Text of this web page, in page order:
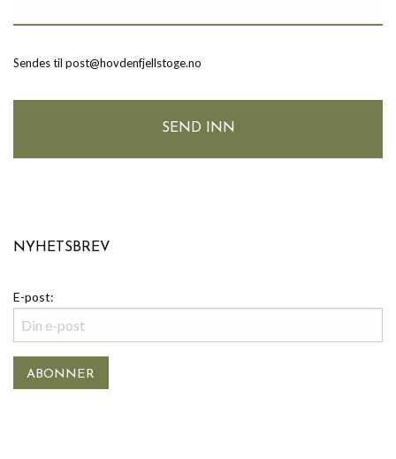
Sendes til post@hovdenfjellstoge.no
NYHETSBREV
E-post: